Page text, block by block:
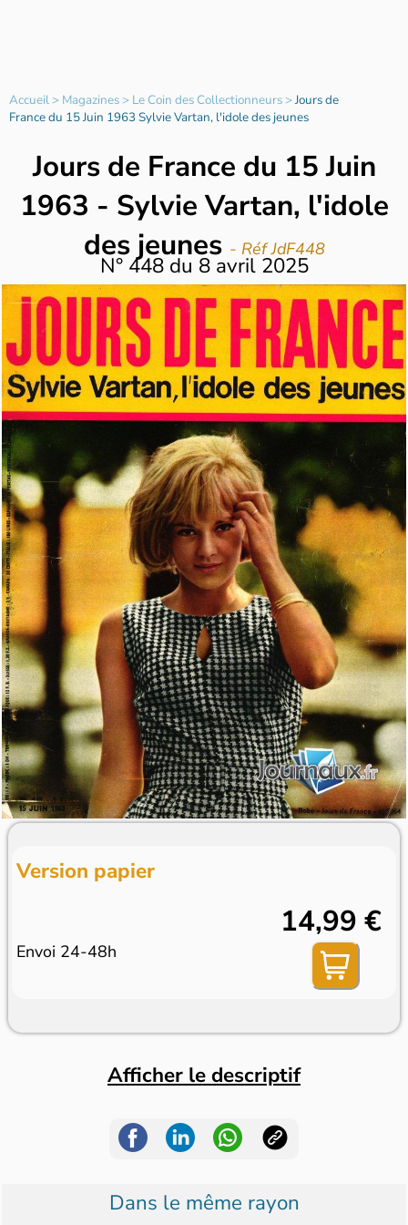
Accueil> Magazines> Le Coin des Collectionneurs>Jours de
France du 15 Juin 1963 Sylvie Vartan, l'idole des jeunes
Jours de France du 15 Juin
1963 - Sylvie Vartan, l'idole
des jeunes - Réf JdF448
N° 448du 8 avril 2025
Version papier
Envoi 24-48h
14,99 €
Afficher le descriptif
Dans le même rayon